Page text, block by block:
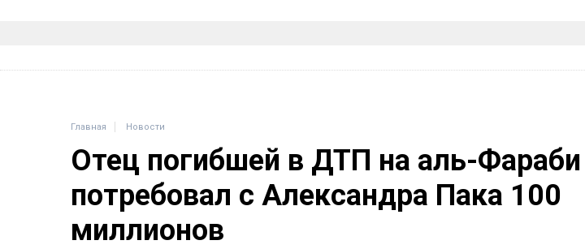
Главная Новости
Отец погибшей в ДТП на аль-Фараби
потребовал с Александра Пака 100
миллионов